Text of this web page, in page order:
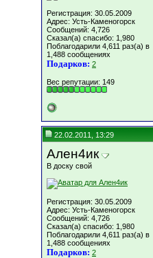
Регистрация: 30.05.2009
Адрес: Усть-Каменогорск
Сообщений: 4,726
Сказал(а) спасибо: 1,980
Поблагодарили 4,611 раз(а) в
1,488 сообщениях
Подарков: 2
Вес репутации: 149
22.02.2011, 13:29
Ален4ик
В доску свой
Регистрация: 30.05.2009
Адрес: Усть-Каменогорск
Сообщений: 4,726
Сказал(а) спасибо: 1,980
Поблагодарили 4,611 раз(а) в
1,488 сообщениях
Подарков: 2